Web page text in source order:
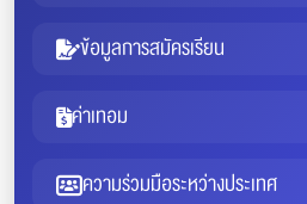
ข้อมูลการสมัครเรียน
ค่าเทอม
ความร่วมมือระหว่างประเทศ